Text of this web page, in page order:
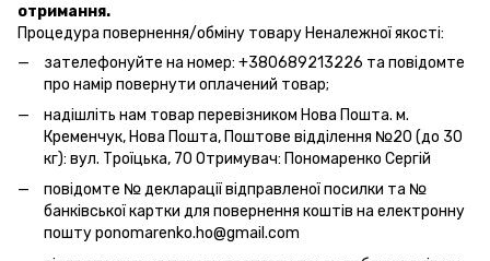
отримання.
Процедура повернення/обміну товару Неналежної якості:
зателефонуйте на номер: +380689213226 та повідомте
про намір повернути оплачений товар;
надішліть нам товар перевізником Нова Пошта. м.
Кременчук, Нова Пошта, Поштове відділення №20 (до 30
кг): вул. Троїцька, 70 Отримувач: Пономаренко Сергій
повідомте № декларації відправленої посилки та №
банківської картки для повернення коштів на електронну
пошту ponomarenko.ho@gmail.com